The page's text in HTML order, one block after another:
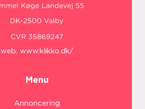
web: www.klikko.dk/
Menu
Annoncering